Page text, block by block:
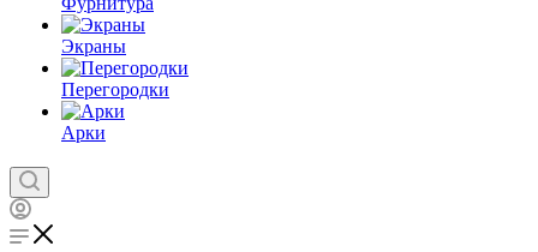
Экраны
Перегородки
Арки